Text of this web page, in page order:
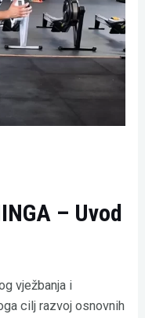
– Uvod
vježbanja i
cilj razvoj osnovnih